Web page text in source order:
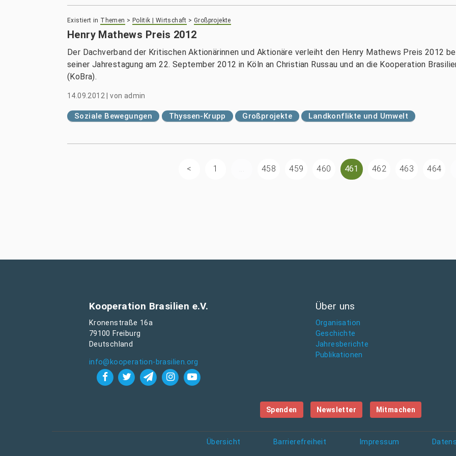
Existiert in Themen > Politik | Wirtschaft >Großprojekte
Henry Mathews Preis 2012
Der Dachverband der Kritischen Aktionärinnen und Aktionäre verleiht den Henry Mathews Preis 2012
seiner Jahrestagung am 22. September 2012 in Köln an Christian Russau und an die Kooperation
(KoBra).
14.09.2012 |von admin
Soziale Bewegungen Thyssen-Krupp Großprojekte Landkonflikte und Umwelt
1 458 459 460 461 462 463 464
Kooperation Brasilien e.V.
Kronenstraße 16a
79100 Freiburg
Deutschland
info@kooperation-brasilien.org
Über uns
Organisation
Geschichte
Jahresberichte
Publikationen
Spenden Newsletter Mitmachen
Übersicht Barrierefreiheit Impressum